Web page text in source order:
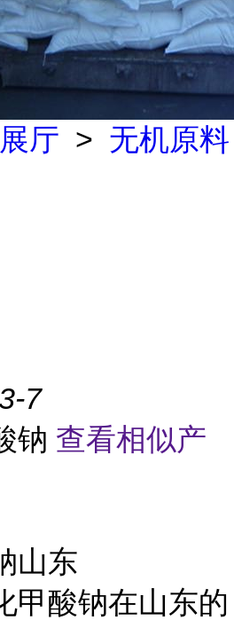
厅 > 无机原料
7
钠 查看相似产
山东
甲酸钠在山东的